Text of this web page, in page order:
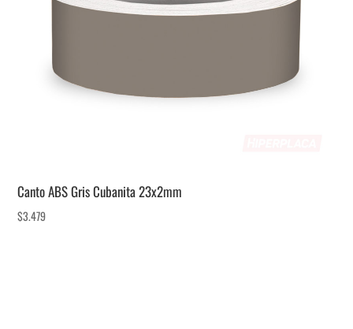
Canto ABS Gris Cubanita 23x2mm
$3.479